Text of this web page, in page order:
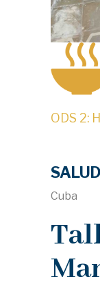
ODS 2:
SALUD
Cuba